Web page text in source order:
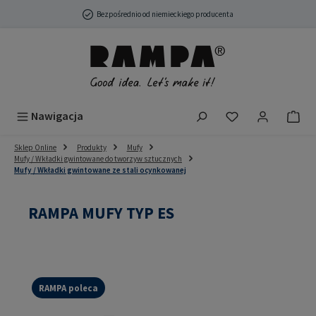
Przejdź do głównej zawartościBezpośrednio od niemieckiego producenta
Nawigacja Masz 0
Sklep Online Produkty
Mufy
Mufy / Wkładki gwintowane do tworzyw sztucznych
Mufy / Wkładki gwintowane ze stali ocynkowanej
RAMPA MUFY TYP ES
RAMPA poleca